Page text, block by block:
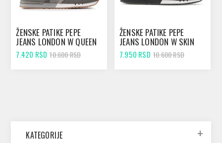
ŽENSKE PATIKE PEPE
JEANS LONDON W QUEEN
POPLIGHT GREY
7.420 RSD 10.600 RSD
ŽENSKE PATIKE PEPE
JEANS LONDON W SKIN
CHROME
7.950 RSD 10.600 RSD
KATEGORIJE